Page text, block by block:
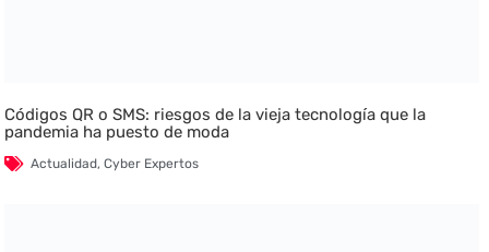
Códigos QR o SMS: riesgos de la vieja tecnología que la
pandemia ha puesto de moda
Actualidad,Cyber Expertos